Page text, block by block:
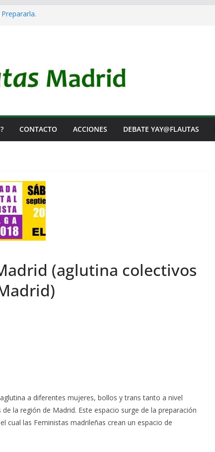
CONTACTO ACCIONES DEBATE YAY@FLAUTAS
(aglutina colectivos
a diferentes mujeres, bollos y trans tanto a nivel
la región de Madrid. Este espacio surge de la preparación
cual las Feministas madrileñas crean un espacio de